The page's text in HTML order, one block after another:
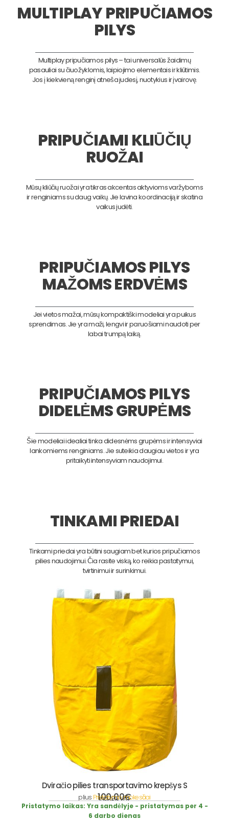
MULTIPLAY PRIPUČIAMOS
PILYS
Multiplay pripučiamos pilys – tai universalūs žaidimų
pasauliai su čiuožyklomis, laipiojimo elementais ir kliūtimis.
Jos į kiekvieną renginį atneša judesį, nuotykius ir įvairovę.
PRIPUČIAMI KLIŪČIŲ
RUOŽAI
Mūsų kliūčių ruožai yra tikras akcentas aktyvioms varžyboms
ir renginiams su daug vaikų. Jie lavina koordinaciją ir skatina
vaikus judėti.
PRIPUČIAMOS PILYS
MAŽOMS ERDVĖMS
Jei vietos mažai, mūsų kompaktiški modeliai yra puikus
sprendimas. Jie yra maži, lengvi ir paruošiami naudoti per
labai trumpą laiką.
PRIPUČIAMOS PILYS
DIDELĖMS GRUPĖMS
Šie modeliai idealiai tinka didesnėms grupėms ir intensyviai
lankomiems renginiams. Jie suteikia daugiau vietos ir yra
pritaikyti intensyviam naudojimui.
TINKAMI PRIEDAI
Tinkami priedai yra būtini saugiam bet kurios pripučiamos
pilies naudojimui. Čia rasite viską, ko reikia pastatymui,
tvirtinimui ir surinkimui.
Dviračio pilies transportavimo krepšys S
100,00€
incl. 19% VAT
plius Pristatymo mokesčiai
Pristatymo laikas: Yra sandėlyje - pristatymas per 4 -
6 darbo dienas